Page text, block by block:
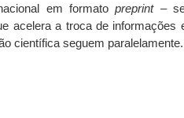
em formatopreprint–
acelera a troca de informações
científica seguem paralelamente.